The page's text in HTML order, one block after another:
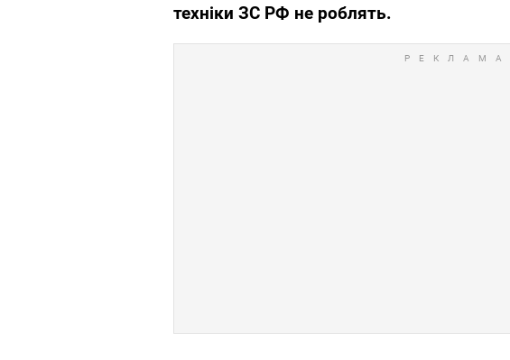
техніки ЗС РФ не роблять.